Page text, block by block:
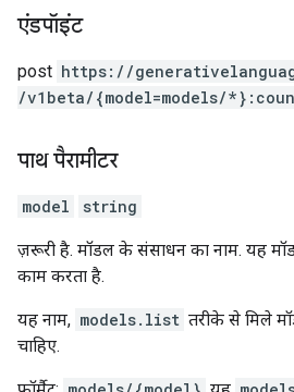
एंडपॉइंट
post https: / /
/v1beta/{model=models/
पाथ पैरामीटर
model string
ज़रूरी है. मॉडल के संसाधन का नाम. यह
काम करता है.
यह नाम, models.list तरीके से मिले
चाहिए.